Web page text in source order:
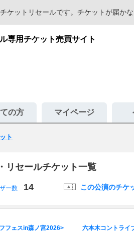
ットリセールです。チケットが届か
専用チケット売買サイト
の方 マイページ
ト
リセールチケット一覧
ー数 14 この公演のチケ
フェスin森ノ宮2026> 六本木コントライ